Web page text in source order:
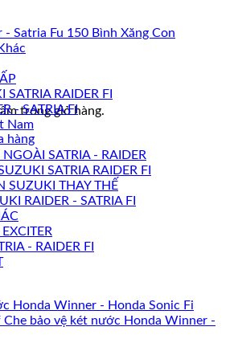
trong giỏ hàng.
hàng
- Satria Fu 150 Bình Xăng Con
RAIDER FI
- SATRIA FI
Nam
SATRIA - RAIDER
SATRIA RAIDER FI
SUZUKI THAY THẾ
RAIDER - SATRIA FI
- RAIDER FI